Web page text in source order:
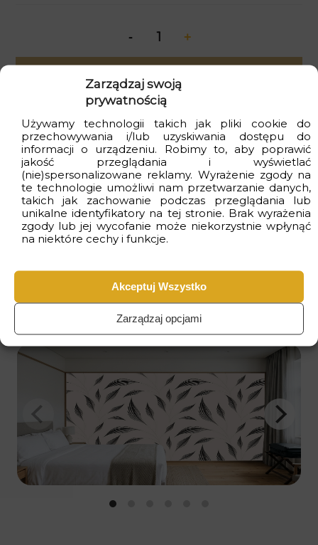
Zarządzaj swoją
prywatnością
Używamy technologii takich jak pliki cookie do
przechowywania i/lub uzyskiwania dostępu do
informacji o urządzeniu. Robimy to, aby poprawić
jakość przeglądania i wyświetlać
(nie)spersonalizowane reklamy. Wyrażenie zgody na
te technologie umożliwi nam przetwarzanie danych,
takich jak zachowanie podczas przeglądania lub
unikalne identyfikatory na tej stronie. Brak wyrażenia
zgody lub jej wycofanie może niekorzystnie wpłynąć
na niektóre cechy i funkcje.
Akceptuj Wszystko
Zarządzaj opcjami
Dodaj do koszyka
Zamów próbkę:25.00zł
Kupujesz bezpiecznie: produkt polski i
ekologiczny
Dostawagratisprzy zakupach za min. 399zł
Czas realizacjiod 2 do 4 dni